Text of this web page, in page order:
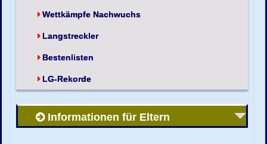
Wettkämpfe Nachwuchs
Langstreckler
Bestenlisten
LG-Rekorde
Informationen für Eltern